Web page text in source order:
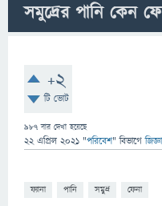
সমুদ্রের পানি কেন
+2
টি ভোট
987 বার দেখা হয়েছে
22 এপ্রিল 2021 "পরিবেশ" বিভাগে
ফ্যানা পানি সমুদ্র ফেনা